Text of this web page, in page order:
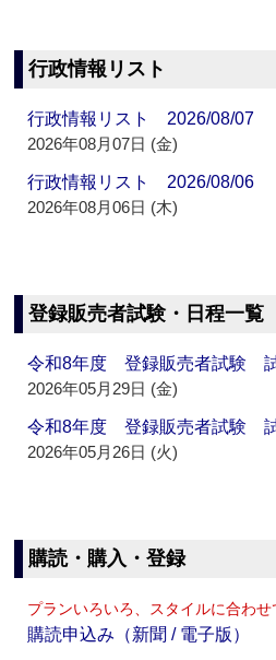
行政情報リスト
行政情報リスト 2026/08/07
2026年08月07日 (金)
行政情報リスト 2026/08/06
2026年08月06日 (木)
登録販売者試験・日程一覧
令和8年度 登録販売者試験
2026年05月29日 (金)
令和8年度 登録販売者試験
2026年05月26日 (火)
購読・購入・登録
プランいろいろ、スタイルに合わせ
購読申込み（新聞 / 電子版）